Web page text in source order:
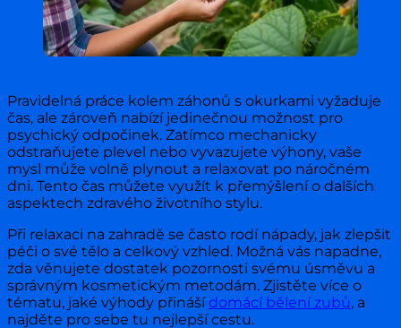
Pravidelná práce kolem záhonů s okurkami vyžaduje
čas, ale zároveň nabízí jedinečnou možnost pro
psychický odpočinek. Zatímco mechanicky
odstraňujete plevel nebo vyvazujete výhony, vaše
mysl může volně plynout a relaxovat po náročném
dni. Tento čas můžete využít k přemýšlení o dalších
aspektech zdravého životního stylu.
Při relaxaci na zahradě se často rodí nápady, jak zlepšit
péči o své tělo a celkový vzhled. Možná vás napadne,
zda věnujete dostatek pozornosti svému úsměvu a
správným kosmetickým metodám. Zjistěte více o
tématu, jaké výhody přináší domácí bělení zubů, a
najděte pro sebe tu nejlepší cestu.